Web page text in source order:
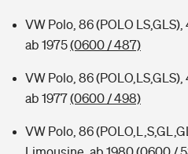
VW Polo, 86 (POLO
ab 1975(0600 / 487)
VW Polo, 86
ab 1977(0600 / 498)
VW Polo, 86